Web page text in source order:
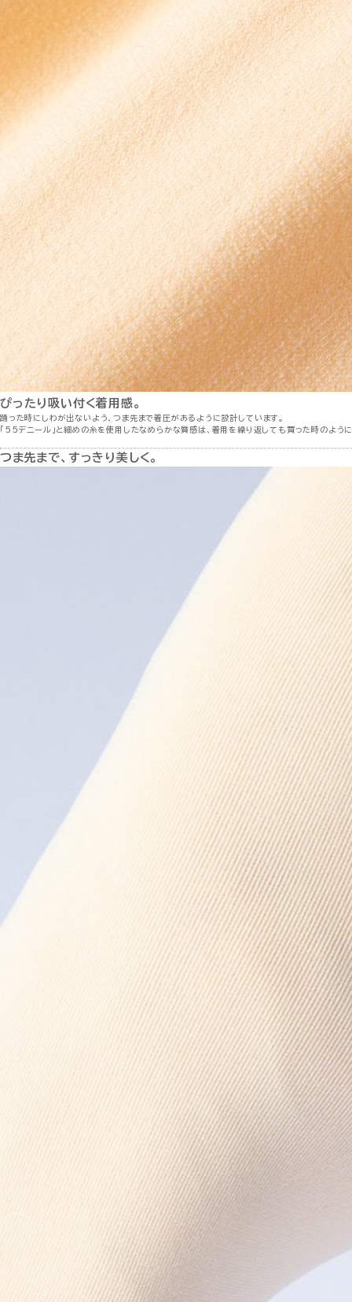
ぴったり吸い付く着用感。
踊った時にしわが出ないよう、つま先まで着圧があるように設計しています。
「55デニール」と細めの糸を使用したなめらかな質感は、着用を繰り返しても買った時のよ
つま先まで、すっきり美しく。